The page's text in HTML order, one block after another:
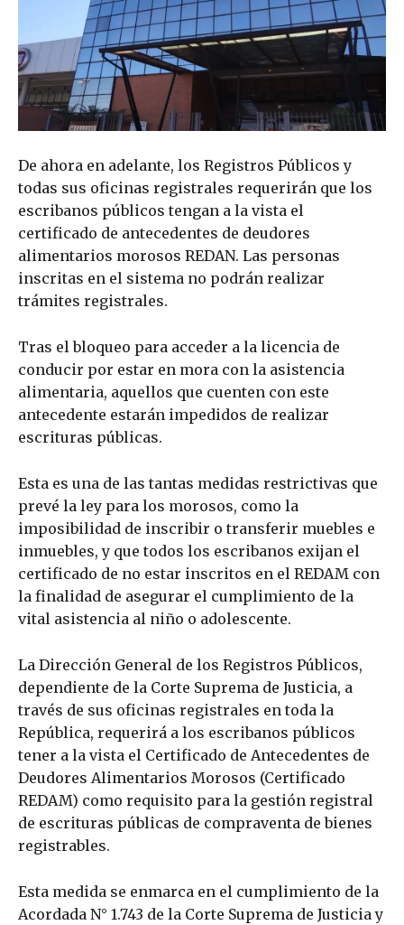
De ahora en adelante, los Registros Públicos y
todas sus oficinas registrales requerirán que los
escribanos públicos tengan a la vista el
certificado de antecedentes de deudores
alimentarios morosos REDAN. Las personas
inscritas en el sistema no podrán realizar
trámites registrales.
Tras el bloqueo para acceder a la licencia de
conducir por estar en mora con la asistencia
alimentaria, aquellos que cuenten con este
antecedente estarán impedidos de realizar
escrituras públicas.
Esta es una de las tantas medidas restrictivas que
prevé la ley para los morosos, como la
imposibilidad de inscribir o transferir muebles e
inmuebles, y que todos los escribanos exijan el
certificado de no estar inscritos en el REDAM con
la finalidad de asegurar el cumplimiento de la
vital asistencia al niño o adolescente.
La Dirección General de los Registros Públicos,
dependiente de la Corte Suprema de Justicia, a
través de sus oficinas registrales en toda la
República, requerirá a los escribanos públicos
tener a la vista el Certificado de Antecedentes de
Deudores Alimentarios Morosos (Certificado
REDAM) como requisito para la gestión registral
de escrituras públicas de compraventa de bienes
registrables.
Esta medida se enmarca en el cumplimiento de la
Acordada N° 1.743 de la Corte Suprema de Justicia y